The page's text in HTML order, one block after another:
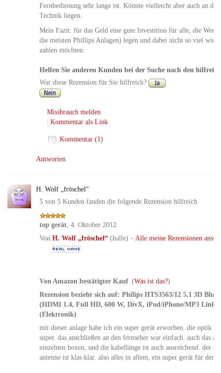
Fernbedienung sehr lange ist. Könnte vielleicht aber auch an
Technik liegen.
Mein Fazit: für das Geld eine gute Investition für alle, die Wert
die meisten Phillips Anlagen) legen und dabei nicht so viel wie
zahlen möchten.
Helfen Sie anderen Kunden bei der Suche nach den
War diese Rezension für Sie hilfreich?
Missbrauch melden
Kommentar als Link
Kommentar (1)
Antworten
H. Wolf „fröschel“
5 von 5 Kunden fanden die folgende Rezension hilfreich
top gerät, 4. Oktober 2012
Von H. Wolf „fröschel“ (halle) – Alle meine Rezensionen
Von Amazon bestätigter Kauf (Was ist das?)
Rezension bezieht sich auf: Philips HTS3563/12 5.1 3D Blu-
(HDMI 1.4, Full HD, 600 W, DivX, iPod/iPhone/MP3 Link,
(Elektronik)
mit dieser anlage habe ich ein super gerät erworben. die optik
super. das anschließen an den fernseher war einfach. auch das
einzelnen boxen, und die kabellänge ist auch ausreichend. der
antenne ist klas klar. also alles in allem, ein super gerät für den